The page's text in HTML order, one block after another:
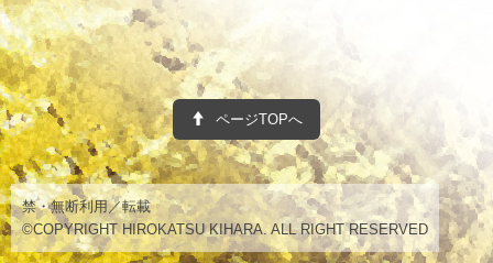
ページTOPへ
禁・無断利用／転載
©COPYRIGHT HIROKATSU KIHARA. ALL RIGHT RESERVED